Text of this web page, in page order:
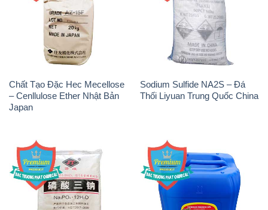
Chất Tạo Đặc Hec Mecellose
– Cenllulose Ether Nhật Bản
Japan
Sodium Sulfide NA2S – Đá
Thối Liyuan Trung Quốc China